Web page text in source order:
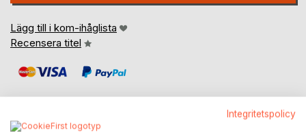
Lägg till i kom-ihåglista
Recensera titel
Integritetspolicy